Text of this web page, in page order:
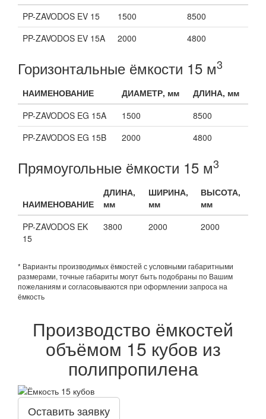
PP-ZAVODOS EV 15
1500
8500
PP-ZAVODOS EV 15A
2000 4800
Горизонтальные ёмкости 15 м3
НАИМЕНОВАНИЕ ДИАМЕТР, мм
ДЛИНА, мм
PP-ZAVODOS EG 15A
1500
8500
PP-ZAVODOS EG 15B
2000 4800
Прямоугольные ёмкости 15 м3
НАИМЕНОВАНИЕ
ДЛИНА,
мм
ШИРИНА,
мм
ВЫСОТА,
мм
PP-ZAVODOS EK
15
3800 2000 2000
* Варианты производимых ёмкостей с условными габаритными
размерами, точные габариты могут быть подобраны по Вашим
пожеланиям и согласовываются при оформлении запроса на
ёмкость
Производство ёмкостей
объёмом 15 кубов из
полипропилена
Оставить заявку